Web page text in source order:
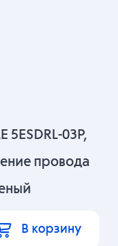
5ESDRL-03P,
провода
В корзину